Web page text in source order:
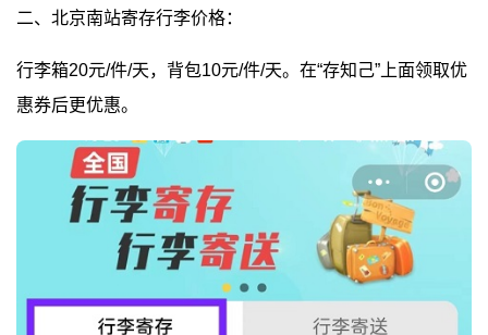
二、北京南站寄存行李价格：
行李箱20元/件/天，背包10元/件/天。在“存知己”上面领取优
惠券后更优惠。